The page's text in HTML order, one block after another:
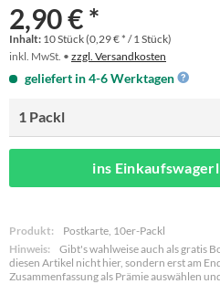
2,90 € *
Inhalt: 10 Stück (0,29 € * / 1 Stück)
inkl. MwSt. • zzgl. Versandkosten
geliefert in 4-6 Werktagen
ins Einkaufswagerl
Produkt:
Postkarte, 10er-Packl
Hinweis:
Gibt's wahlweise auch als gratis
diesen Artikel nicht hier, sondern erst am
Zusammenfassung als Prämie auswählen